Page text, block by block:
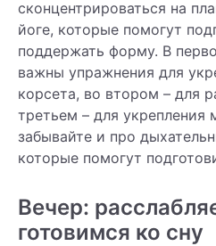
сконцентрироваться на
йоге, которые помогут
поддержать форму. В
важны упражнения для
корсета, во втором – для
третьем – для
забывайте и про
которые помогут
Вечер:
готовимся ко сну